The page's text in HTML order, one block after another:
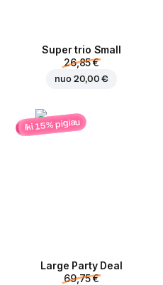
Super trio Small
26,85 €
nuo 20,00 €
iki 15% pigiau
Large Party Deal
69,75 €